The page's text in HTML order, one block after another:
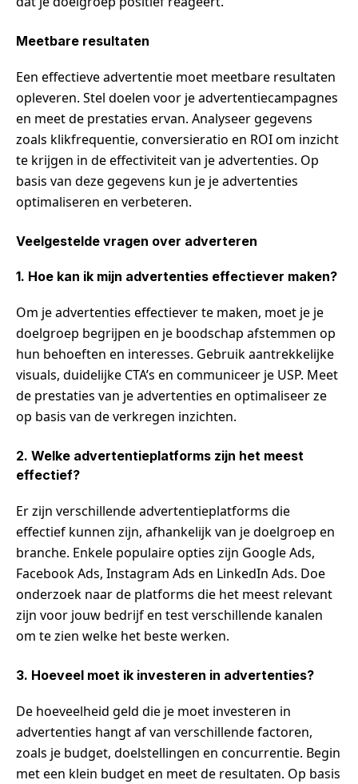
Meetbare resultaten
Een effectieve advertentie moet meetbare resultaten
opleveren. Stel doelen voor je advertentiecampagnes
en meet de prestaties ervan. Analyseer gegevens
zoals klikfrequentie, conversieratio en ROI om inzicht
te krijgen in de effectiviteit van je advertenties. Op
basis van deze gegevens kun je je advertenties
optimaliseren en verbeteren.
Veelgestelde vragen over adverteren
1. Hoe kan ik mijn advertenties effectiever maken?
Om je advertenties effectiever te maken, moet je je
doelgroep begrijpen en je boodschap afstemmen op
hun behoeften en interesses. Gebruik aantrekkelijke
visuals, duidelijke CTA’s en communiceer je USP. Meet
de prestaties van je advertenties en optimaliseer ze
op basis van de verkregen inzichten.
2. Welke advertentieplatforms zijn het meest
effectief?
Er zijn verschillende advertentieplatforms die
effectief kunnen zijn, afhankelijk van je doelgroep en
branche. Enkele populaire opties zijn Google Ads,
Facebook Ads, Instagram Ads en LinkedIn Ads. Doe
onderzoek naar de platforms die het meest relevant
zijn voor jouw bedrijf en test verschillende kanalen
om te zien welke het beste werken.
3. Hoeveel moet ik investeren in advertenties?
De hoeveelheid geld die je moet investeren in
advertenties hangt af van verschillende factoren,
zoals je budget, doelstellingen en concurrentie. Begin
met een klein budget en meet de resultaten. Op basis